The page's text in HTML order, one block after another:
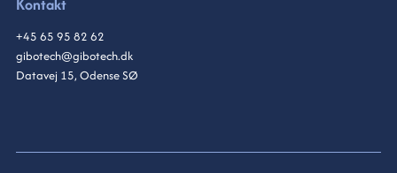
+45 65 95 82 62
gibotech@gibotech.dk
Datavej 15, Odense SØ